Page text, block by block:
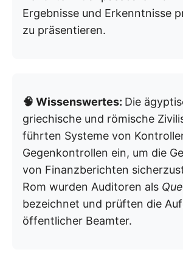
Ergebnisse und Erkenntnisse
zu präsentieren.
🧠 Wissenswertes: Die
griechische und römische
führten Systeme von
Gegenkontrollen ein, um die
von Finanzberichten
Rom wurden Auditoren als
bezeichnet und prüften die
öffentlicher Beamter.